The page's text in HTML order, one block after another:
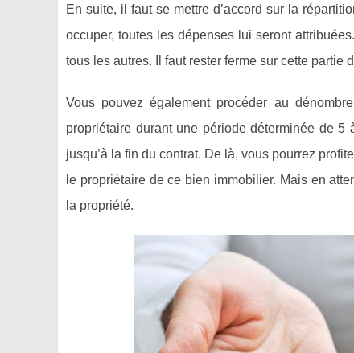
En suite, il faut se mettre d’accord sur la
occuper, toutes les dépenses lui seront
tous les autres. Il faut rester ferme sur cette
Vous pouvez également procéder au
propriétaire durant une période déterminée de
jusqu’à la fin du contrat. De là, vous pourrez
le propriétaire de ce bien immobilier. Mais en
la propriété.